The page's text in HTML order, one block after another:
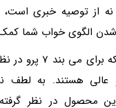
از توصیه خبری است،
شدن الگوی خواب شما
واچ فیس هایی که
هستند. به لطف
محصول در نظر